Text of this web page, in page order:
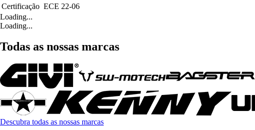
Certificação ECE 22-06
Loading...
Loading...
Todas as nossas marcas
Descubra todas as nossas marcas